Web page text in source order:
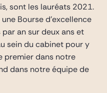
sont les lauréats 2021.
Bourse d’excellence
an sur deux ans et
sein du cabinet pour y
premier dans notre
dans notre équipe de